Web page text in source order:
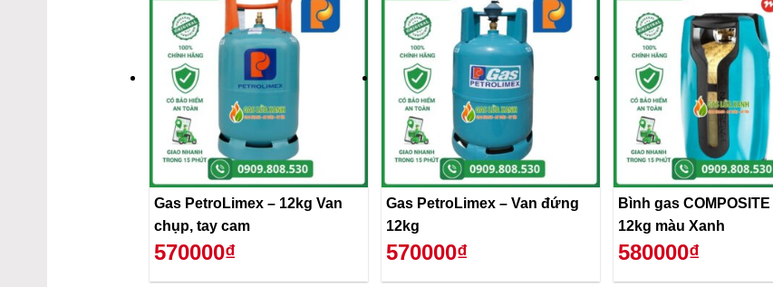
Gas PetroLimex – 12kg Van
chụp, tay cam
570000₫
Gas PetroLimex – Van đứng
12kg
570000₫
Bình gas COMPOSITE Miss
12kg màu Xanh
580000₫